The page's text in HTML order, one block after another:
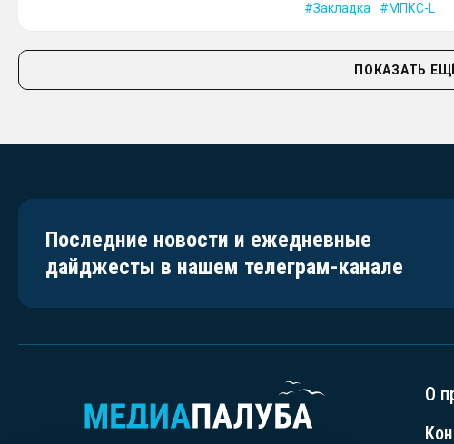
Закладка МПКС-L
ПОКАЗАТЬ
Последние новости и ежедневные
дайджесты в нашем телеграм-канале
О